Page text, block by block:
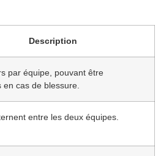
Description
par équipe, pouvant être
en cas de blessure.
entre les deux équipes.